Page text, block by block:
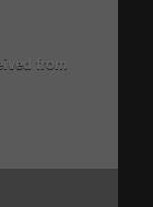
from